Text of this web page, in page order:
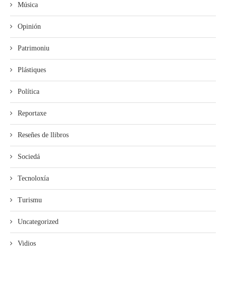
Música
Opinión
Patrimoniu
Plástiques
Política
Reportaxe
Reseñes de llibros
Sociedá
Tecnoloxía
Turismu
Uncategorized
Vidios